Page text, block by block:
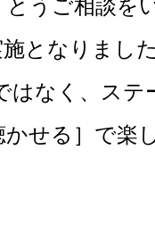
うご相談を
となりまし
はなく、ステ
かせる］で楽